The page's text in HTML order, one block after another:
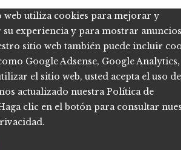
web utiliza cookies para mejorar y
experiencia y para mostrar anuncios
sitio web también puede incluir
Google Adsense, Google Analytics,
el sitio web, usted acepta el uso de
actualizado nuestra Política de
clic en el botón para consultar